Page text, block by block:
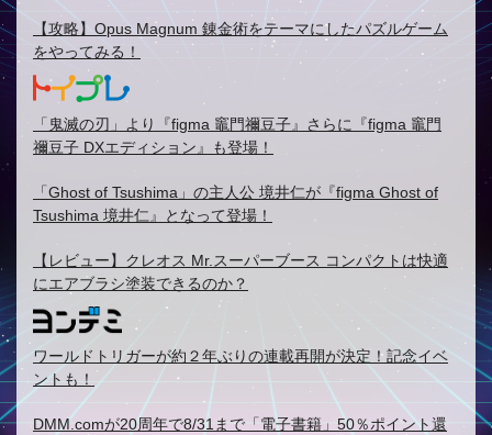
【攻略】Opus Magnum 錬金術をテーマにしたパズルゲーム
をやってみる！
「鬼滅の刃」より『figma 竈門禰豆子』さらに『figma 竈門
禰豆子 DXエディション』も登場！
「Ghost of Tsushima」の主人公 境井仁が『figma Ghost of
Tsushima 境井仁』となって登場！
【レビュー】クレオス Mr.スーパーブース コンパクトは快適
にエアブラシ塗装できるのか？
ワールドトリガーが約２年ぶりの連載再開が決定！記念イベ
ントも！
DMM.comが20周年で8/31まで「電子書籍」50％ポイント還